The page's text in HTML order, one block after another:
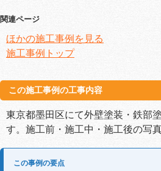
関連ページ
ほかの施工事例を見る
施工事例トップ
この施工事例の工事内容
東京都墨田区にて外壁塗装・鉄部
す。施工前・施工中・施工後の写
この事例の要点